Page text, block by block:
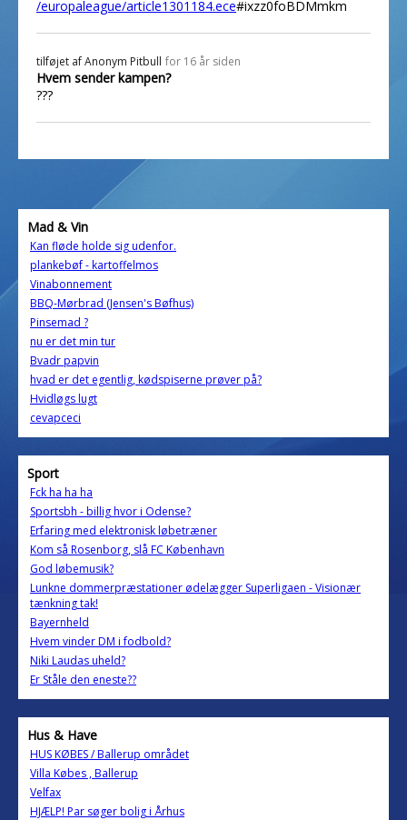
/europaleague/article1301184.ece#ixzz0foBDMmkm
tilføjet afAnonym Pitbull for 16 år siden
Hvem sender kampen?
???
Mad & Vin
Kan fløde holde sig udenfor.
plankebøf - kartoffelmos
Vinabonnement
BBQ-Mørbrad (Jensen's Bøfhus)
Pinsemad ?
nu er det min tur
Bvadr papvin
hvad er det egentlig, kødspiserne prøver på?
Hvidløgs lugt
cevapceci
Sport
Fck ha ha ha
Sportsbh - billig hvor i Odense?
Erfaring med elektronisk løbetræner
Kom så Rosenborg, slå FC København
God løbemusik?
Lunkne dommerpræstationer ødelægger Superligaen - Visionær
tænkning tak!
Bayernheld
Hvem vinder DM i fodbold?
Niki Laudas uheld?
Er Ståle den eneste??
Hus & Have
HUS KØBES / Ballerup området
Villa Købes , Ballerup
Velfax
HJÆLP! Par søger bolig i Århus